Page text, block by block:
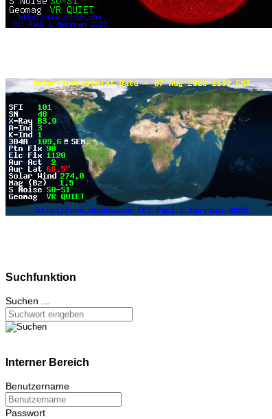
Suchfunktion
Suchen ...
Interner Bereich
Benutzername
Passwort